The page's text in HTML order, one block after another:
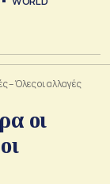
– Όλες οι αλλαγές
οι